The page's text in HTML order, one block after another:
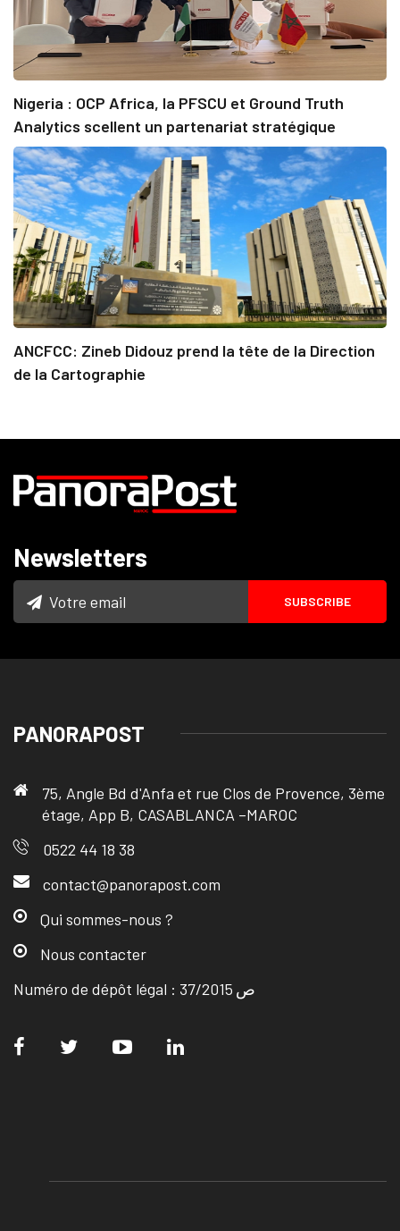
Nigeria : OCP Africa, la PFSCU et Ground Truth
Analytics scellent un partenariat stratégique
ANCFCC: Zineb Didouz prend la tête de la Direction
de la Cartographie
Newsletters
PANORAPOST
75, Angle Bd d'Anfa et rue Clos de Provence, 3ème
étage, App B, CASABLANCA –MAROC
0522 44 18 38
contact@panorapost.com
Qui sommes-nous ?
Nous contacter
Numéro de dépôt légal : ص 37/2015